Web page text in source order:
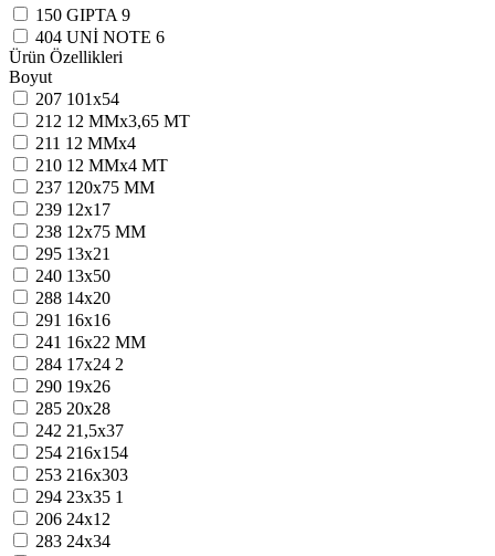
150 GIPTA 9
404 UNİ NOTE 6
Ürün Özellikleri
Boyut
207 101x54
212 12 MMx3,65 MT
211 12 MMx4
210 12 MMx4 MT
237 120x75 MM
239 12x17
238 12x75 MM
295 13x21
240 13x50
288 14x20
291 16x16
241 16x22 MM
284 17x24 2
290 19x26
285 20x28
242 21,5x37
254 216x154
253 216x303
294 23x35 1
206 24x12
283 24x34